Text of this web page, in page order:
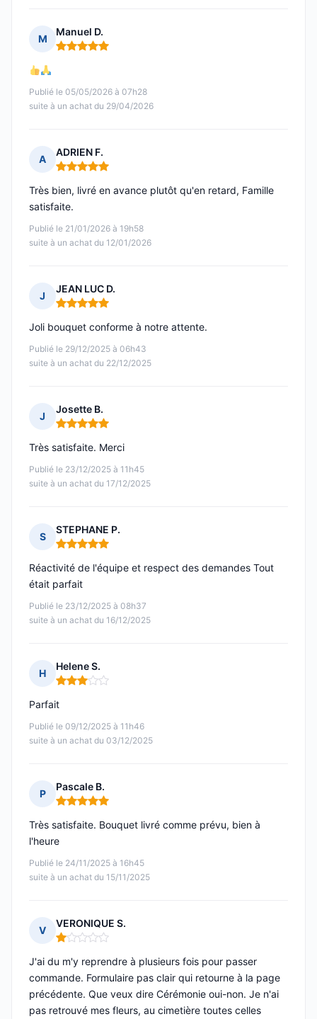
M
Manuel D.
Note : 5 sur 5
Publié le 05/05/2026 à 07h28
suite à un achat du 29/04/2026
A
ADRIEN F.
Note : 5 sur 5
Publié le 21/01/2026 à 19h58
suite à un achat du 12/01/2026
Très bien, livré en avance plutôt qu'en retard, Famille
satisfaite.
J
JEAN LUC D.
Note : 5 sur 5
Publié le 29/12/2025 à 06h43
suite à un achat du 22/12/2025
Joli bouquet conforme à notre attente.
J
Josette B.
Note : 5 sur 5
Publié le 23/12/2025 à 11h45
suite à un achat du 17/12/2025
Très satisfaite. Merci
S
STEPHANE P.
Note : 5 sur 5
Publié le 23/12/2025 à 08h37
suite à un achat du 16/12/2025
Réactivité de l'équipe et respect des demandes Tout
était parfait
H
Helene S.
Note : 3 sur 5
Publié le 09/12/2025 à 11h46
suite à un achat du 03/12/2025
Parfait
P
Pascale B.
Note : 5 sur 5
Publié le 24/11/2025 à 16h45
suite à un achat du 15/11/2025
Très satisfaite. Bouquet livré comme prévu, bien à
l'heure
V
VERONIQUE S.
Note : 1 sur 5
J'ai du m'y reprendre à plusieurs fois pour passer
commande. Formulaire pas clair qui retourne à la page
précédente. Que veux dire Cérémonie oui-non. Je n'ai
pas retrouvé mes fleurs, au cimetière toutes celles